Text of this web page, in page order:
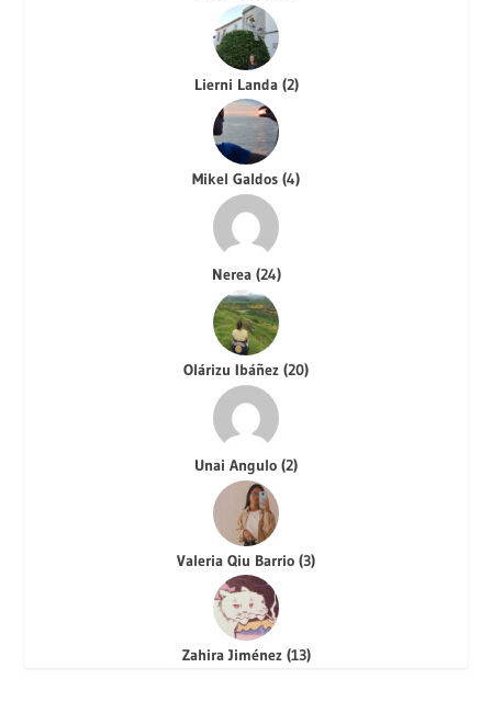
Lierni Landa (2)
Mikel Galdos (4)
Nerea (24)
Olárizu Ibáñez (20)
Unai Angulo (2)
Valeria Qiu Barrio (3)
Zahira Jiménez (13)